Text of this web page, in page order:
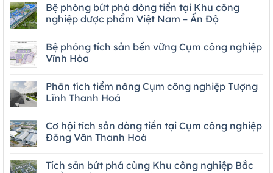
Bệ phóng bứt phá dòng tiền tại Khu công
nghiệp dược phẩm Việt Nam – Ấn Độ
Bệ phóng tích sản bền vững Cụm công nghiệp
Vĩnh Hòa
Phân tích tiềm năng Cụm công nghiệp Tượng
Lĩnh Thanh Hoá
Cơ hội tích sản dòng tiền tại Cụm công nghiệp
Đông Văn Thanh Hoá
Tích sản bứt phá cùng Khu công nghiệp Bắc